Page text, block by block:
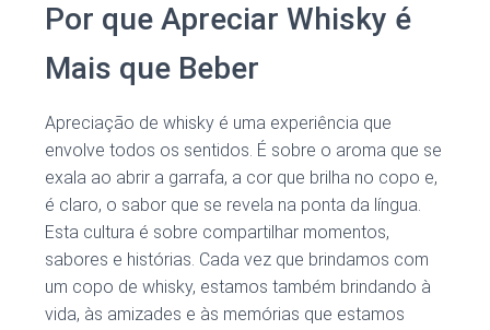
Por que Apreciar Whisky é
Mais que Beber
Apreciação de whisky é uma experiência que
envolve todos os sentidos. É sobre o aroma que se
exala ao abrir a garrafa, a cor que brilha no copo e,
é claro, o sabor que se revela na ponta da língua.
Esta cultura é sobre compartilhar momentos,
sabores e histórias. Cada vez que brindamos com
um copo de whisky, estamos também brindando à
vida, às amizades e às memórias que estamos